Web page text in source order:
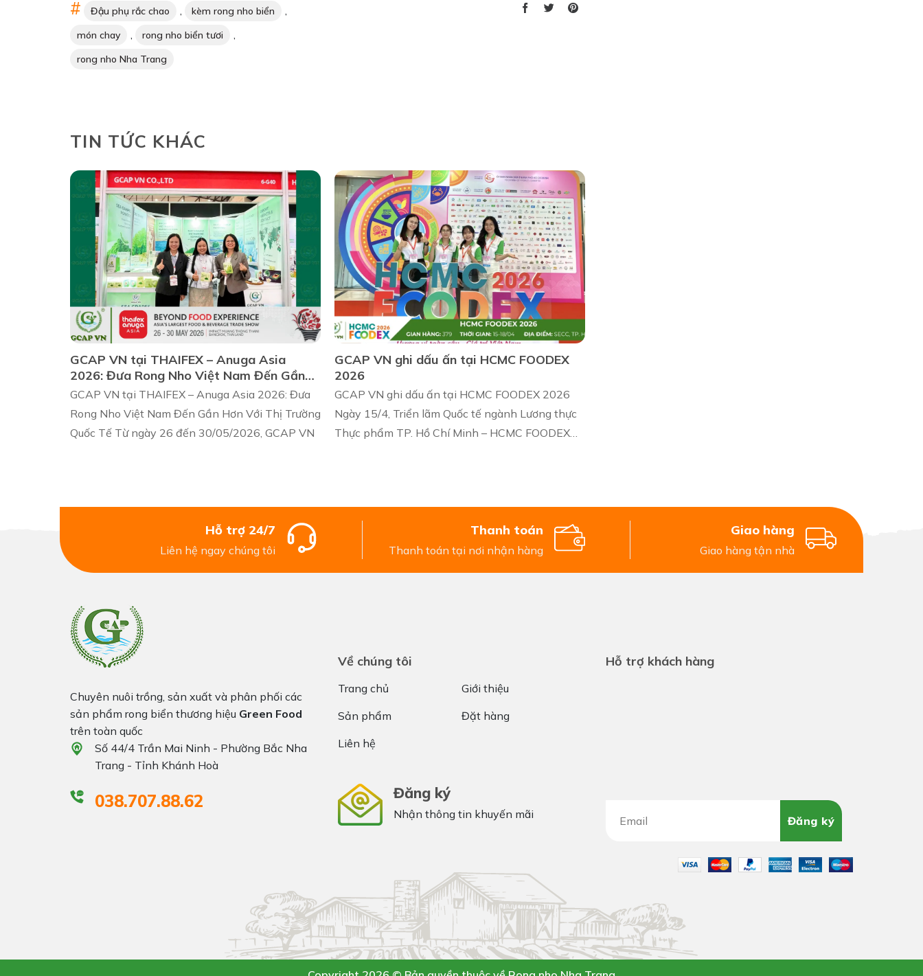
Đậu phụ rắc chao , kèm rong nho biển ,
món chay , rong nho biển tươi ,
rong nho Nha Trang
TIN TỨC KHÁC
GCAP VN tại THAIFEX – Anuga Asia
2026: Đưa Rong Nho Việt Nam Đến Gần
Hơn Với Thị Trường Quốc Tế
GCAP VN tại THAIFEX – Anuga Asia 2026: Đưa
Rong Nho Việt Nam Đến Gần Hơn Với Thị Trường
Quốc Tế Từ ngày 26 đến 30/05/2026, GCAP VN
GCAP VN ghi dấu ấn tại HCMC FOODEX
2026
GCAP VN ghi dấu ấn tại HCMC FOODEX 2026
Ngày 15/4, Triển lãm Quốc tế ngành Lương thực
Thực phẩm TP. Hồ Chí Minh – HCMC FOODEX
Hỗ trợ 24/7
Liên hệ ngay chúng tôi
Thanh toán
Thanh toán tại nơi nhận hàng
Giao hàng
Giao hàng tận nhà
Chuyên nuôi trồng, sản xuất và phân phối các
sản phẩm rong biển thương hiệu Green Food
trên toàn quốc
Số 44/4 Trần Mai Ninh - Phường Bắc Nha
Trang - Tỉnh Khánh Hoà
038.707.88.62
Về chúng tôi
Trang chủ
Giới thiệu
Sản phẩm
Đặt hàng
Liên hệ
Hỗ trợ khách hàng
Đăng ký
Nhận thông tin khuyến mãi